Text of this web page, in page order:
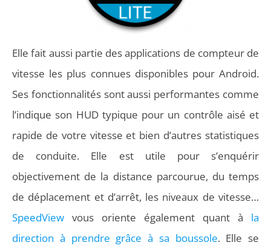
Elle fait aussi partie des applications de compteur de
vitesse les plus connues disponibles pour Android.
Ses fonctionnalités sont aussi performantes comme
l’indique son HUD typique pour un contrôle aisé et
rapide de votre vitesse et bien d’autres statistiques
de conduite. Elle est utile pour s’enquérir
objectivement de la distance parcourue, du temps
de déplacement et d’arrêt, les niveaux de vitesse…
SpeedView vous oriente également quant à la
direction à prendre grâce à sa boussole. Elle se